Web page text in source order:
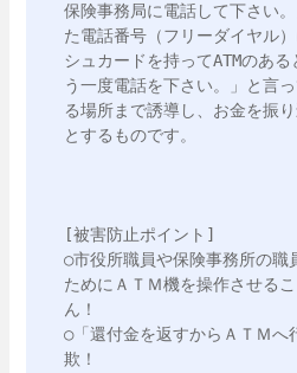
保険事務局に電話して下さい
た電話番号（フリーダイヤル
シュカードを持ってATMのあ
う一度電話を下さい。」と言
る場所まで誘導し、お金を振
とするものです。
[被害防止ポイント]
○市役所職員や保険事務所の職
ためにＡＴＭ機を操作させる
ん！
○「還付金を返すからＡＴＭへ
欺！